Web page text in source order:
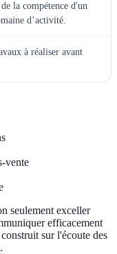
la compétence d'un
d’activité.
à réaliser avant
vente
seulement exceller
efficacement
sur l'écoute des